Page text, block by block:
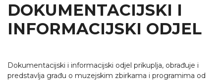
DOKUMENTACIJSKI I
INFORMACIJSKI ODJEL
Dokumentacijski i informacijski odjel prikuplja, obrađuje i
predstavlja građu o muzejskim zbirkama i programima od